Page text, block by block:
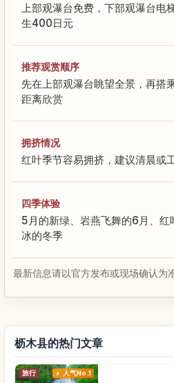
上部观瀑台免费，下部观瀑台电
生400日元
推荐观赏顺序
先在上部观瀑台眺望全景，再搭
距离欣赏
拥挤情况
红叶季节容易拥挤，建议清晨或
四季体验
5月的新绿、岩燕飞舞的6月、红
冰的冬季
最新信息请以官方发布或现场确认为准
枥木县的热门文章
旅行 人气No.1